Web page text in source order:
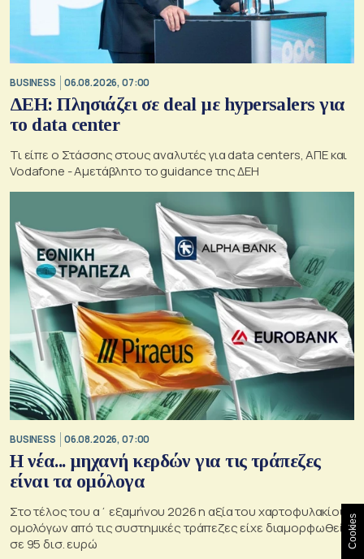
BUSINESS 06.08.2026, 07:00
ΔΕΗ: Πλησιάζει σε deal με hypersalers για
το data center
Τι είπε ο Στάσσης στους αναλυτές για data centers, ΑΠΕ και
Vodafone - Αμετάβλητο το guidance της ΔΕΗ
BUSINESS 06.08.2026, 07:00
Η νέα... μηχανή κερδών για τις τράπεζες
είναι τα ομόλογα
Στο τέλος του α΄ εξαμήνου 2026 η αξία του χαρτοφυλακίου
ομολόγων από τις συστημικές τράπεζες είχε διαμορφωθεί
σε 95 δισ. ευρώ
Cookies